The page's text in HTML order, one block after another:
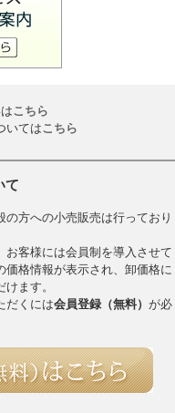
こちら
いてはこちら
て
方への小売販売は行っており
お客様には会員制を導入させて
価格情報が表示され、卸価格に
ます。
だくには会員登録（無料） が必